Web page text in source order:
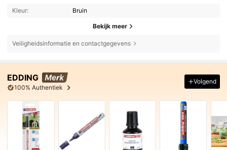
Kleur: Bruin
Bekijk meer
Veiligheidsinformatie en contactgegevens
EDDING
100% Authentiek
Volgend